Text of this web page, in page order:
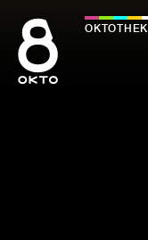
Inhalt
springen
OKTOTHEK